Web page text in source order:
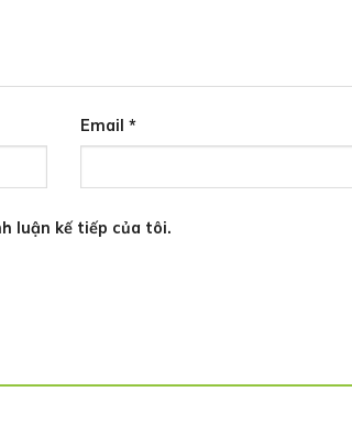
Email *
luận kế tiếp của tôi.